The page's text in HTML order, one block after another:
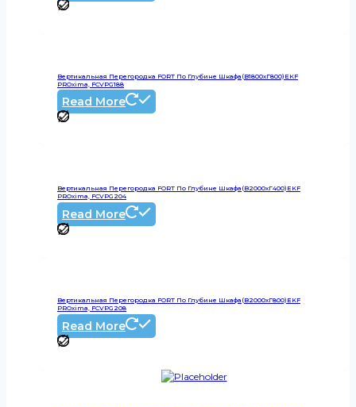
Вертикальная Перегородка FORT По Глубине Шкафа(В1800хГ800)EKF
PROxima, FCVPG188
Read More
Вертикальная Перегородка FORT По Глубине Шкафа(В2000хГ400)EKF
PROxima, FCVPG204
Read More
Вертикальная Перегородка FORT По Глубине Шкафа(В2000хГ800)EKF
PROxima, FCVPG208
Read More